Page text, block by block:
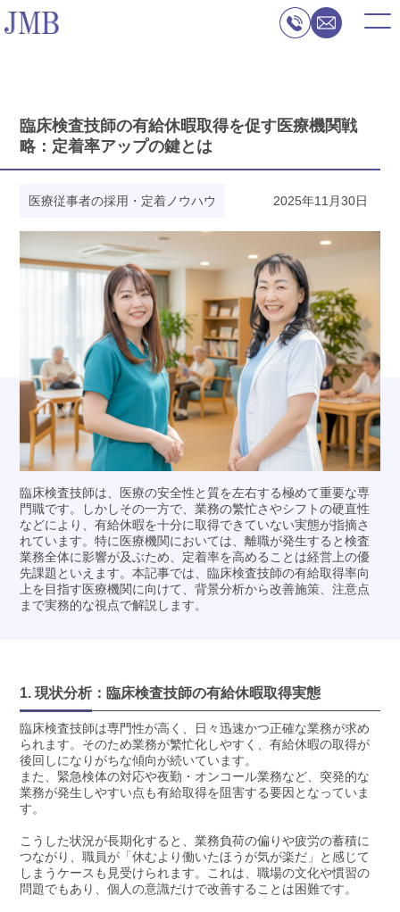
臨床検査技師の有給休暇取得を促す医療機関戦
略：定着率アップの鍵とは
医療従事者の採用・定着ノウハウ 2025年11月30日
臨床検査技師は、医療の安全性と質を左右する極めて重要な専
門職です。しかしその一方で、業務の繁忙さやシフトの硬直性
などにより、有給休暇を十分に取得できていない実態が指摘さ
れています。特に医療機関においては、離職が発生すると検査
業務全体に影響が及ぶため、定着率を高めることは経営上の優
先課題といえます。本記事では、臨床検査技師の有給取得率向
上を目指す医療機関に向けて、背景分析から改善施策、注意点
まで実務的な視点で解説します。
1. 現状分析：臨床検査技師の有給休暇取得実態
臨床検査技師は専門性が高く、日々迅速かつ正確な業務が求め
られます。そのため業務が繁忙化しやすく、有給休暇の取得が
後回しになりがちな傾向が続いています。
また、緊急検体の対応や夜勤・オンコール業務など、突発的な
業務が発生しやすい点も有給取得を阻害する要因となっていま
す。
こうした状況が長期化すると、業務負荷の偏りや疲労の蓄積に
つながり、職員が「休むより働いたほうが気が楽だ」と感じて
しまうケースも見受けられます。これは、職場の文化や慣習の
問題でもあり、個人の意識だけで改善することは困難です。